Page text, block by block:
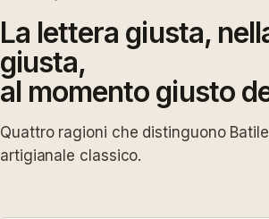
La lettera giusta,
giusta,
al momento giusto
Quattro ragioni che distinguono
artigianale classico.